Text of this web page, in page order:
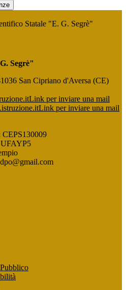
Statale "E. G. Segrè"
Segrè"
San Cipriano d'Aversa (CE)
Link per inviare una mail
Link per inviare una mail
CEPS130009